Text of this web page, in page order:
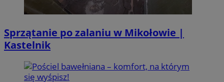
Sprzątanie po zalaniu w Mikołowie |
Kastelnik